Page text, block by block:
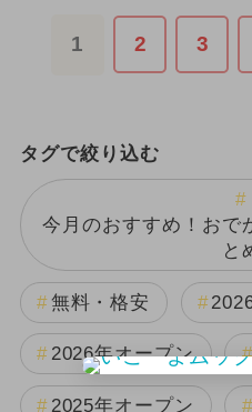
1 2 3
タグで絞り込む
今月のおすすめ！おで
と
無料・格安
2026年オープン
2025年オープン